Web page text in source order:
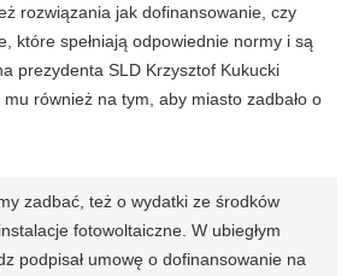
rozwiązania jak dofinansowanie, czy
które spełniają odpowiednie normy i są
prezydenta SLD Krzysztof Kukucki
mu również na tym, aby miasto zadbało o
zadbać, też o wydatki ze środków
fotowoltaiczne. W ubiegłym
podpisał umowę o dofinansowanie na